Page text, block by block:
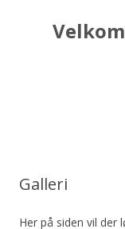
Galleri
Her på siden vil der